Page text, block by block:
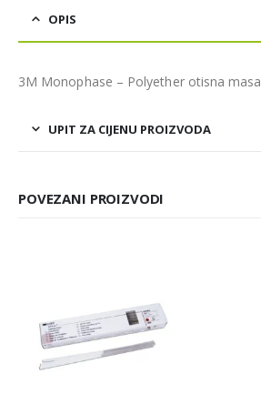
OPIS
3M Monophase – Polyether otisna masa
UPIT ZA CIJENU PROIZVODA
POVEZANI PROIZVODI